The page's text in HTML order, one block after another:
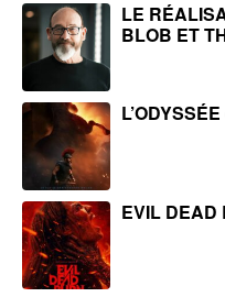
LE
BLOB ET
EVIL DEAD